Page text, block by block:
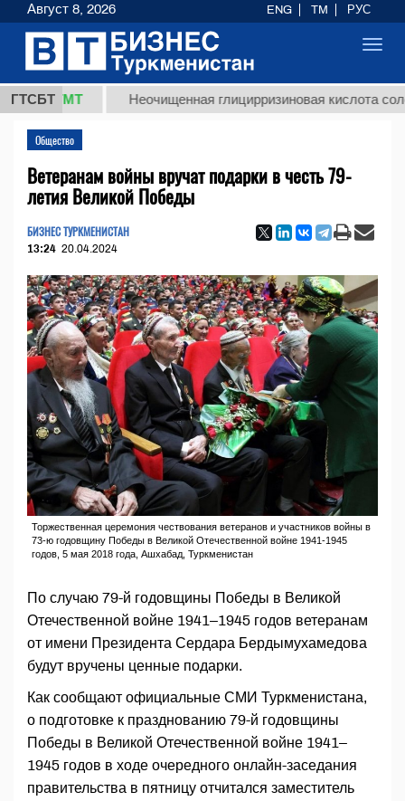
ГТСБТ
ТМТ Неочищенная глицирризиновая кислота
Общество
Ветеранам войны вручат подарки в честь 79-
летия Великой Победы
БИЗНЕС ТУРКМЕНИСТАН
13:24 20.04.2024
Торжественная церемония чествования ветеранов и участников войны в
73-ю годовщину Победы в Великой Отечественной войне 1941-1945
годов, 5 мая 2018 года, Ашхабад, Туркменистан
По случаю 79-й годовщины Победы в Великой
Отечественной ­войне 1941–1945 годов ветеранам
от имени Президента Сердара Бердымухамедова
будут вручены ценные подарки.
Как сообщают официальные СМИ Туркменистана,
о подготовке к празднованию 79-й годовщины
Победы в Великой Отечественной ­войне 1941–
1945 годов в ходе очередного онлайн-заседания
правительства в пятницу отчитался заместитель
Август 8, 2026 ENG TM РУС